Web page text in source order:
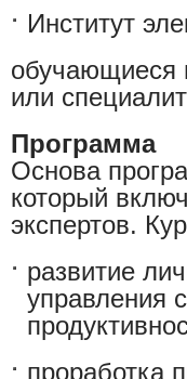
Институт
обучающиеся
или
Программа
Основа
который
экспертов.
развитие
управления
проработка